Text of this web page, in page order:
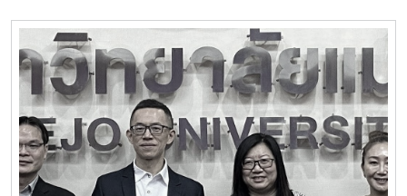
ต้อนรับ Dr. Hae Woo Lee อธิการบดี พร้อมคณะผู้บริหาร จาก
Dong-A University ประเทศสาธารณรัฐเกาหลี ในโอกาสเยือน
มหาวิทยาลัยแม่โจ้เพื่อหารือและลงนามความร่วมมือทางวิชาการ
(MOU) ในการแลกเปลี่ยนองค์ความรู้ทางด้านวิชาการ การวิจัย
การแลกเปลี่ยนบุคลากรและนักศึกษาระหว่างสองมหาวิทยาลัย
นอกจากนี้ ได้ศึกษาดูงานและเยี่ยมชมห้องปฏิบัติการด้าน
นวัตกรรมพลังงานทดแทน Hydrogen Energy และ Power
Semiconductor ณ วิทยาลัยพลังงานทดแทน